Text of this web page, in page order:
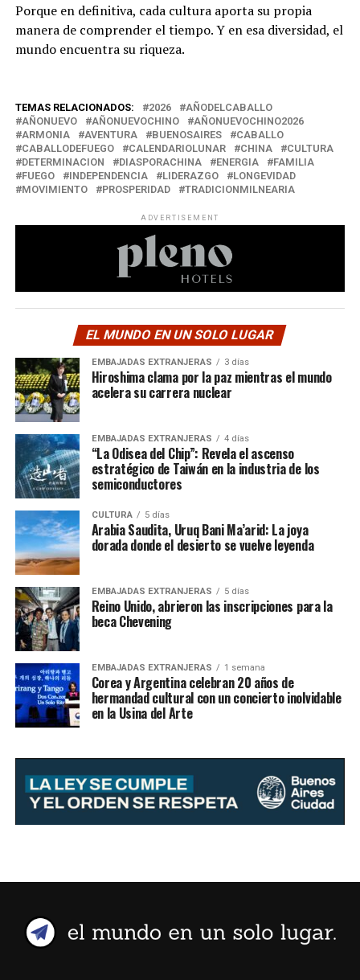
Porque en definitiva, cada cultura aporta su propia
manera de comprender el tiempo. Y en esa diversidad, el
mundo encuentra su riqueza.
TEMAS RELACIONADOS: 2026
AÑODELCABALLO
AÑONUEVO
AÑONUEVOCHINO
AÑONUEVOCHINO2026
ARMONIA
AVENTURA BUENOSAIRES
CABALLO
CABALLODEFUEGO
CALENDARIOLUNAR CHINA
CULTURA
DETERMINACION
DIASPORACHINA ENERGIA
FAMILIA
FUEGO
INDEPENDENCIA LIDERAZGO
LONGEVIDAD
MOVIMIENTO
PROSPERIDAD TRADICIONMILNEARIA
ADVERTISEMENT
EL MUNDO EN UN SOLO LUGAR
EMBAJADAS EXTRANJERAS 3 días
Hiroshima clama por la paz mientras el mundo
acelera su carrera nuclear
EMBAJADAS EXTRANJERAS 4 días
“La Odisea del Chip”: Revela el ascenso
estratégico de Taiwán en la industria de los
semiconductores
CULTURA 5 días
Arabia Saudita, Uruq Bani Ma’arid: La joya
dorada donde el desierto se vuelve leyenda
EMBAJADAS EXTRANJERAS 5 días
Reino Unido, abrieron las inscripciones para la
beca Chevening
EMBAJADAS EXTRANJERAS 1 semana
Corea y Argentina celebran 20 años de
hermandad cultural con un concierto inolvidable
en la Usina del Arte